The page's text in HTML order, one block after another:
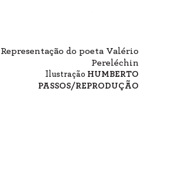
Representação do poeta Valério
Pereléchin
Ilustração HUMBERTO
PASSOS/REPRODUÇÃO